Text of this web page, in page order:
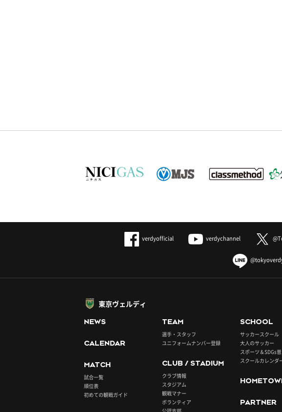
verdyofficial verdychannel
東京ヴェルディ
NEWS
CALENDAR
MATCH
試合一覧
順位表
初めての観戦ガイド
TEAM
選手・スタッフ
ユニフォームナンバー登録
CLUB / STADIUM
クラブ情報
スタジアム
観戦マナー
ボランティア
SCHOOL
サッカースクール
大人のサッカー
スポーツ＆SDGs
スクールカレンダ
PARTNER